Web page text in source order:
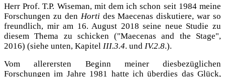
Herr Prof. T.P. Wiseman, mit dem ich schon seit 1984 meine
Forschungen zu den Horti des Maecenas diskutiere, war so
freundlich, mir am 16. August 2018 seine neue Studie zu
diesem Thema zu schicken ("Maecenas and the Stage",
2016) (siehe unten, Kapitel III.3.4. und IV.2.8.).
Vom allerersten Beginn meiner diesbezüglichen
Forschungen im Jahre 1981 hatte ich überdies das Glück,